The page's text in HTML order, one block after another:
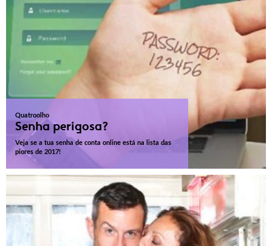
Quatroolho
Senha perigosa?
Veja se a tua senha de conta online está na lista das
piores de 2017!